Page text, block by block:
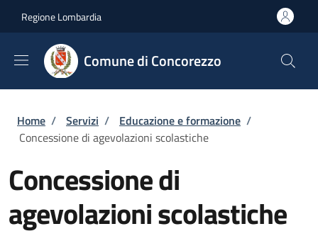
Regione Lombardia
Comune di Concorezzo
Briciole di pane
Home / Servizi / Educazione e formazione /
Concessione di agevolazioni scolastiche
Concessione di
agevolazioni scolastiche